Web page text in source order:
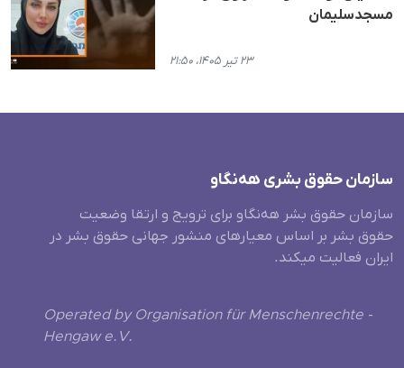
مسجدسلیمان
۲۳ تیر ۱۴۰۵، ۲۱:۵۰
سازمان حقوق بشری هەنگاو
سازمان حقوق بشر هه‌نگاو برای ترویج و ارتقا وضعیت
حقوق بشر بر اساس معیارهای منشور جهانی حقوق بشر در
ایران فعالیت میکند.
Operated by Organisation für Menschenrechte -
Hengaw e.V.